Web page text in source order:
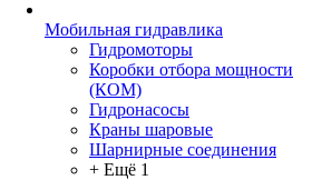
Мобильная гидравлика
Гидромоторы
Коробки отбора мощности
(КОМ)
Гидронасосы
Краны шаровые
Шарнирные соединения
+ Ещё 1